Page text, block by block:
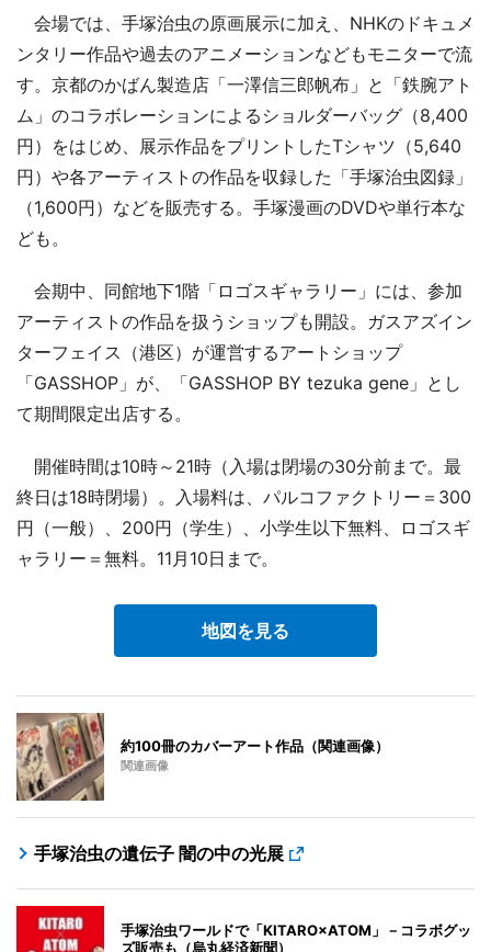
会場では、手塚治虫の原画展示に加え、NHKのドキュメ
ンタリー作品や過去のアニメーションなどもモニターで流
す。京都のかばん製造店「一澤信三郎帆布」と「鉄腕アト
ム」のコラボレーションによるショルダーバッグ（8,400
円）をはじめ、展示作品をプリントしたTシャツ（5,640
円）や各アーティストの作品を収録した「手塚治虫図録」
（1,600円）などを販売する。手塚漫画のDVDや単行本な
ども。
会期中、同館地下1階「ロゴスギャラリー」には、参加
アーティストの作品を扱うショップも開設。ガスアズイン
ターフェイス（港区）が運営するアートショップ
「GASSHOP」が、「GASSHOP BY tezuka gene」とし
て期間限定出店する。
開催時間は10時～21時（入場は閉場の30分前まで。最
終日は18時閉場）。入場料は、パルコファクトリー＝300
円（一般）、200円（学生）、小学生以下無料、ロゴスギ
ャラリー＝無料。11月10日まで。
地図を見る
約100冊のカバーアート作品（関連画像）
関連画像
手塚治虫の遺伝子 闇の中の光展
手塚治虫ワールドで「KITARO×ATOM」－コラボグッ
ズ販売も（烏丸経済新聞）